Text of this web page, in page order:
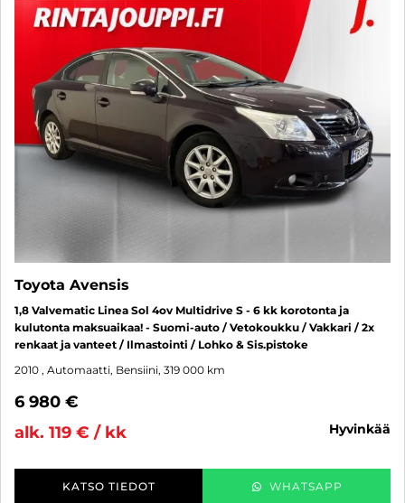
Toyota Avensis
1,8 Valvematic Linea Sol 4ov Multidrive S - 6 kk korotonta ja
kulutonta maksuaikaa! - Suomi-auto / Vetokoukku / Vakkari / 2x
renkaat ja vanteet / Ilmastointi / Lohko & Sis.pistoke
2010 , Automaatti, Bensiini, 319 000 km
6 980 €
alk. 119 € / kk
hyvinkää
KATSO TIEDOT WHATSAPP